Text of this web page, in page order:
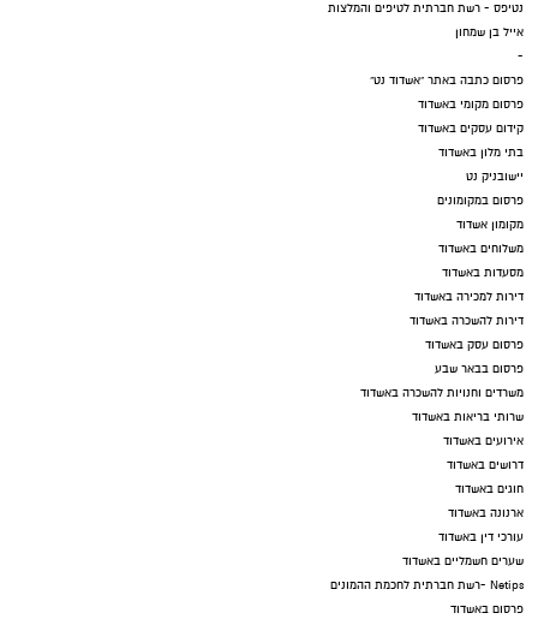
נטיפס - רשת חברתית לטיפים והמלצות
אייל בן שמחון
-
פרסום כתבה באתר "אשדוד נט"
פרסום מקומי באשדוד
קידום עסקים באשדוד
בתי מלון באשדוד
יישובניק נט
פרסום במקומונים
מקומון אשדוד
משלוחים באשדוד
מסעדות באשדוד
דירות למכירה באשדוד
דירות להשכרה באשדוד
פרסום עסק באשדוד
פרסום בבאר שבע
משרדים וחנויות להשכרה באשדוד
שרותי בריאות באשדוד
אירועים באשדוד
דרושים באשדוד
חוגים באשדוד
ארנונה באשדוד
עורכי דין באשדוד
שערים חשמליים באשדוד
Netips -רשת חברתית לחכמת ההמונים
פרסום באשדוד